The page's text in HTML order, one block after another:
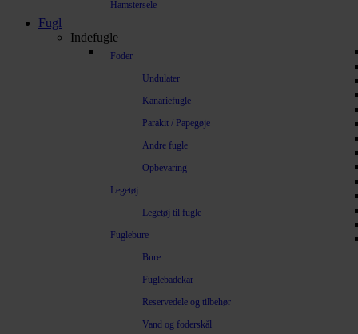
Hamstersele
Fugl
Indefugle
Foder
Undulater
Kanariefugle
Parakit / Papegøje
Andre fugle
Opbevaring
Legetøj
Legetøj til fugle
Fuglebure
Bure
Fuglebadekar
Reservedele og tilbehør
Vand og foderskål